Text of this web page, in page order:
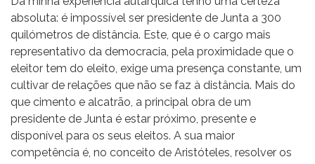
absoluta: é impossível ser presidente de Junta a 300
quilómetros de distância. Este, que é o cargo mais
representativo da democracia, pela proximidade que o
eleitor tem do eleito, exige uma presença constante, um
cultivar de relações que não se faz à distância. Mais do
que cimento e alcatrão, a principal obra de um
presidente de Junta é estar próximo, presente e
disponível para os seus eleitos. A sua maior
competência é, no conceito de Aristóteles, resolver os